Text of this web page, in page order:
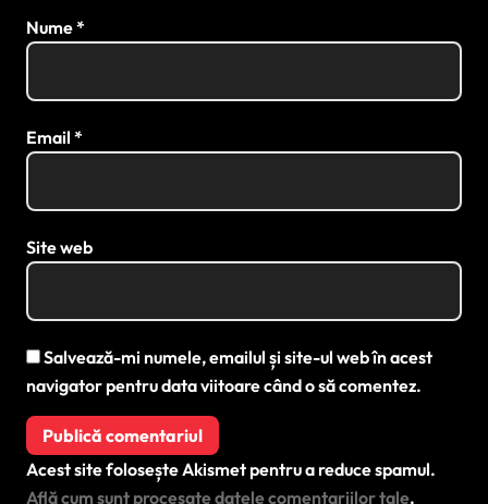
Nume*
Email *
Site web
Salvează-mi numele, emailul și site-ul web în acest
navigator pentru data viitoare când o să comentez.
Acest site folosește Akismet pentru a reduce spamul.
Află cum sunt procesate datele comentariilor tale.